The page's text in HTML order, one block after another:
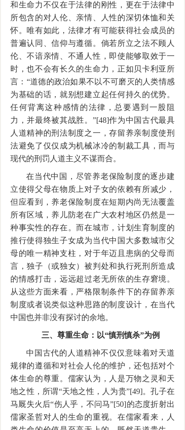
和生命力不仅在于法律的刚性，更在于法律中
所包含的对人伦、亲情、人性的深切体恤和关
怀。唯有如此，法律才有可能获得社会成员的
普遍认同、信仰与遵循。倘若所立之法不顾人
伦、不谙亲情、不通人性，即使能够取效于一
时，也不会有长久的生命力，正如贝卡利亚所
言：“道德的政治如果不以不可磨灭的人类情感
为基础的话，就别想建立起任何持久的优势。
任何背离这种感情的法律，总要遇到一股阻
力，并最终被其战胜。”[48]作为中国古代最具
人道精神的刑法制度之一，存留养亲制度使刑
法避免了仅仅成为机械冰冷的制裁工具，而与
现代的刑罚人道主义不谋而合。
在当代中国，尽管养老保险制度的逐步建
立使得父母在物质上对子女的依赖有所减少，
但应看到，养老保险制度在短期内尚无法覆盖
所有区域，养儿防老在广大农村地区仍然是一
种事实性的存在。而在城市，计划生育制度的
推行使得独生子女成为当代中国大多数城市父
母的唯一精神支柱，对于年迈且患病的父母而
言，独子（或独女）被判处和执行死刑所造成
的情感打击，远远超过老无所依的生存窘境。
从这些方面来看，严格限制条件下的存留养亲
制度或者说类似这种思路的制度设计，在当代
中国也并非没有探讨的余地。
三、尊重生命：以“慎刑慎杀”为例
中国古代的人道精神不仅仅意味着对天道
规律的遵循和对社会人伦的维护，还包括对个
体生命的尊重。儒家认为，人是万物之灵和天
地之性，所谓“天地之性，人为贵”[49]。孔子在
马厩失火后“伤人乎，不问马”[50]的态度折射出
儒家圣哲对人的生命的重视。在儒家看来，人